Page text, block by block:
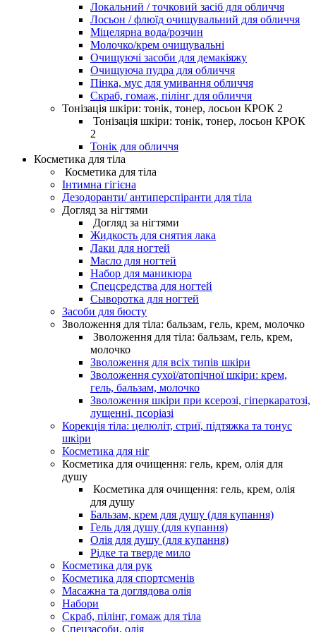
Локальний / точковий засіб для обличчя
Лосьон / флюїд очищувальний для обличчя
Міцелярна вода/розчин
Молочко/крем очищувальні
Очищуючі засоби для демакіяжу
Очищуюча пудра для обличчя
Пінка, мус для умивання обличчя
Скраб, гомаж, пілінг для обличчя
Тонізація шкіри: тонік, тонер, лосьон КРОК 2
Тонізація шкіри: тонік, тонер, лосьон КРОК
2
Тонік для обличчя
Косметика для тіла
Косметика для тіла
Інтимна гігієна
Дезодоранти/ антиперспіранти для тіла
Догляд за нігтями
Догляд за нігтями
Жидкость для снятия лака
Лаки для ногтей
Масло для ногтей
Набор для маникюра
Спецсредства для ногтей
Сыворотка для ногтей
Засоби для бюсту
Зволоження для тіла: бальзам, гель, крем, молочко
Зволоження для тіла: бальзам, гель, крем,
молочко
Зволоження для всіх типів шкіри
Зволоження сухої/атопічної шкіри: крем,
гель, бальзам, молочко
Зволоження шкіри при ксерозі, гіперкаратозі,
лущенні, псоріазі
Корекція тіла: целюліт, стриї, підтяжка та тонус
шкіри
Косметика для ніг
Косметика для очищення: гель, крем, олія для
душу
Косметика для очищення: гель, крем, олія
для душу
Бальзам, крем для душу (для купання)
Гель для душу (для купання)
Олія для душу (для купання)
Рідке та тверде мило
Косметика для рук
Косметика для спортсменів
Масажна та доглядова олія
Набори
Скраб, пілінг, гомаж для тіла
Спецзасоби, олія